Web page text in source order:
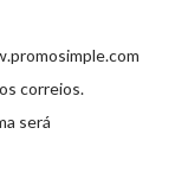
correios.
será